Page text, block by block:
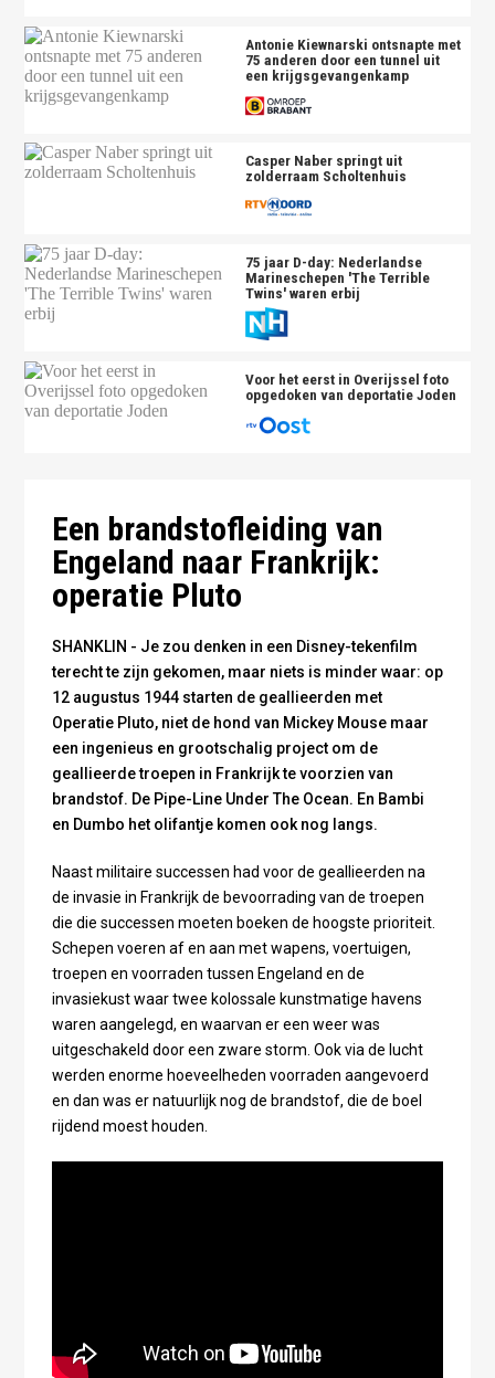
Antonie Kiewnarski ontsnapte met
75 anderen door een tunnel uit
een krijgsgevangenkamp
Casper Naber springt uit
zolderraam Scholtenhuis
75 jaar D-day: Nederlandse
Marineschepen 'The Terrible
Twins' waren erbij
Voor het eerst in Overijssel foto
opgedoken van deportatie Joden
Een brandstofleiding van
Engeland naar Frankrijk:
operatie Pluto
SHANKLIN - Je zou denken in een Disney-tekenfilm
terecht te zijn gekomen, maar niets is minder waar: op
12 augustus 1944 starten de geallieerden met
Operatie Pluto, niet de hond van Mickey Mouse maar
een ingenieus en grootschalig project om de
geallieerde troepen in Frankrijk te voorzien van
brandstof. De Pipe-Line Under The Ocean. En Bambi
en Dumbo het olifantje komen ook nog langs.
Naast militaire successen had voor de geallieerden na
de invasie in Frankrijk de bevoorrading van de troepen
die die successen moeten boeken de hoogste prioriteit.
Schepen voeren af en aan met wapens, voertuigen,
troepen en voorraden tussen Engeland en de
invasiekust waar twee kolossale kunstmatige havens
waren aangelegd, en waarvan er een weer was
uitgeschakeld door een zware storm. Ook via de lucht
werden enorme hoeveelheden voorraden aangevoerd
en dan was er natuurlijk nog de brandstof, die de boel
rijdend moest houden.